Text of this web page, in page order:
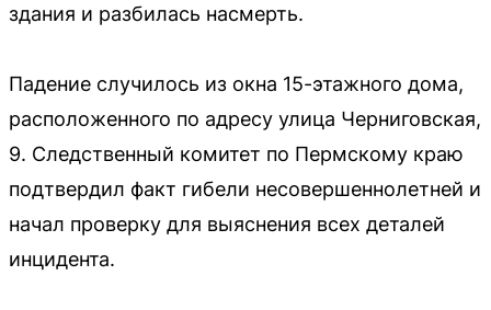
здания и разбилась насмерть.
Падение случилось из окна 15-этажного дома,
расположенного по адресу улица Черниговская,
9. Следственный комитет по Пермскому краю
подтвердил факт гибели несовершеннолетней и
начал проверку для выяснения всех деталей
инцидента.